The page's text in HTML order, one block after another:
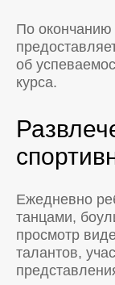
По окончанию
об
курса.
Ежедневно
танцами,
просмотр
талантов,